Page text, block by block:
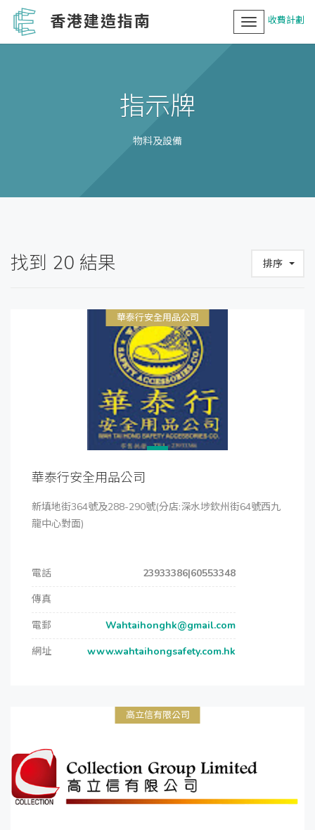
香港建造指南 收費計劃
Toggle
navigation
指示牌
物料及設備
找到 20 結果 排序
華泰行安全用品公司
華泰行安全用品公司
新填地街364號及288-290號(分店:深水埗欽州街64號西九
龍中心對面)
電話
23933386|60553348
傳真
電郵
Wahtaihonghk@gmail.com
網址
www.wahtaihongsafety.com.hk
高立信有限公司